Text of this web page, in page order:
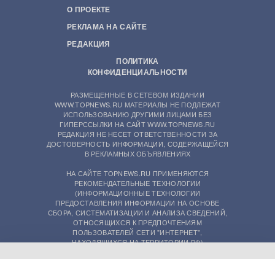
О ПРОЕКТЕ
РЕКЛАМА НА САЙТЕ
РЕДАКЦИЯ
ПОЛИТИКА
КОНФИДЕНЦИАЛЬНОСТИ
РАЗМЕЩЕННЫЕ В СЕТЕВОМ ИЗДАНИИ
WWW.TOPNEWS.RU МАТЕРИАЛЫ НЕ ПОДЛЕЖАТ
ИСПОЛЬЗОВАНИЮ ДРУГИМИ ЛИЦАМИ БЕЗ
ГИПЕРССЫЛКИ НА САЙТ WWW.TOPNEWS.RU
РЕДАКЦИЯ НЕ НЕСЕТ ОТВЕТСТВЕННОСТИ ЗА
ДОСТОВЕРНОСТЬ ИНФОРМАЦИИ, СОДЕРЖАЩЕЙСЯ
В РЕКЛАМНЫХ ОБЪЯВЛЕНИЯХ
НА САЙТЕ TOPNEWS.RU ПРИМЕНЯЮТСЯ
РЕКОМЕНДАТЕЛЬНЫЕ ТЕХНОЛОГИИ
(ИНФОРМАЦИОННЫЕ ТЕХНОЛОГИИ
ПРЕДОСТАВЛЕНИЯ ИНФОРМАЦИИ НА ОСНОВЕ
СБОРА, СИСТЕМАТИЗАЦИИ И АНАЛИЗА СВЕДЕНИЙ,
ОТНОСЯЩИХСЯ К ПРЕДПОЧТЕНИЯМ
ПОЛЬЗОВАТЕЛЕЙ СЕТИ "ИНТЕРНЕТ",
НАХОДЯЩИХСЯ НА ТЕРРИТОРИИ РФ)